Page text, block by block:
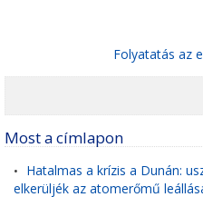
Folyatatás az
Most a címlapon
• Hatalmas a krízis a Dunán:
elkerüljék az atomerőmű